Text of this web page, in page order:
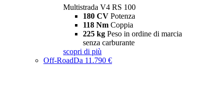
Multistrada V4 RS 100
180 CV Potenza
118 Nm Coppia
225 kg Peso in ordine di marcia
senza carburante
scopri di più
Off-RoadDa 11.790 €